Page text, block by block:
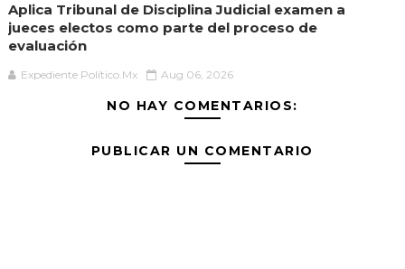
Aplica Tribunal de Disciplina Judicial examen a
jueces electos como parte del proceso de
evaluación
Expediente Político.Mx Aug 06, 2026
NO HAY COMENTARIOS:
PUBLICAR UN COMENTARIO